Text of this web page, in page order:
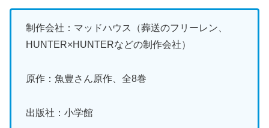
制作会社：マッドハウス（葬送のフリーレン、
HUNTER×HUNTERなどの制作会社）
原作：魚豊さん原作、全8巻
出版社：小学館